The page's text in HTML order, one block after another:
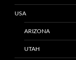
USA
ARIZONA
UTAH